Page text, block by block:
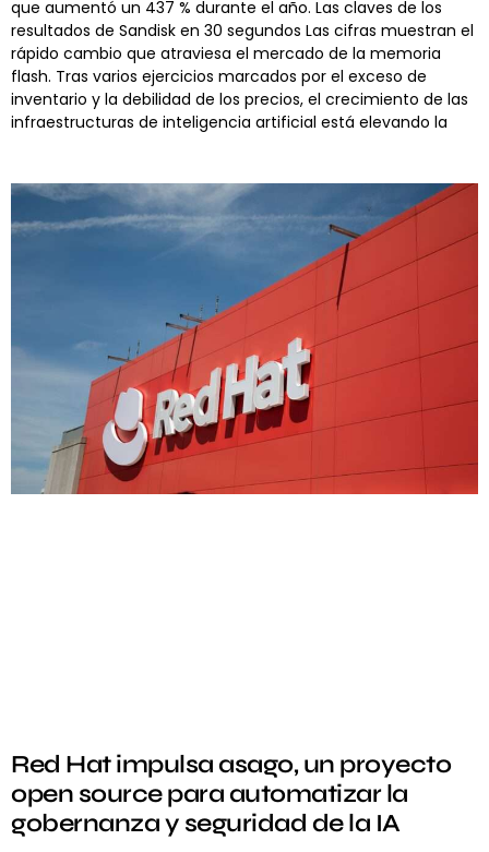
que aumentó un 437 % durante el año. Las claves de los
resultados de Sandisk en 30 segundos Las cifras muestran el
rápido cambio que atraviesa el mercado de la memoria
flash. Tras varios ejercicios marcados por el exceso de
inventario y la debilidad de los precios, el crecimiento de las
infraestructuras de inteligencia artificial está elevando la
Red Hat impulsa asago, un proyecto
open source para automatizar la
gobernanza y seguridad de la IA